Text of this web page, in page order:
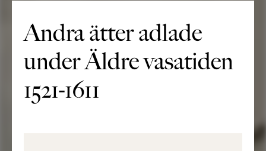
Andra ätter adlade
under Äldre vasatiden
1521-1611